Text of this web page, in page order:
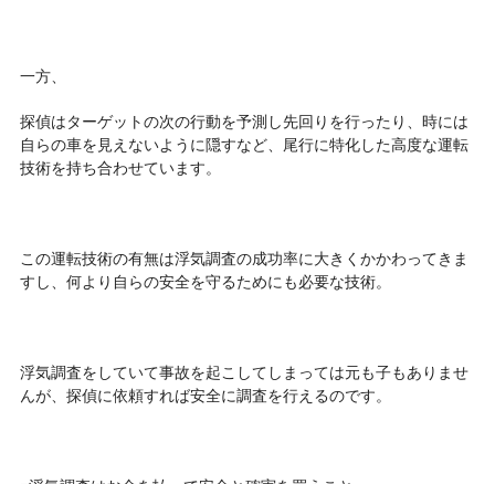
一方、
探偵はターゲットの次の行動を予測し先回りを行ったり、時には
自らの車を見えないように隠すなど、尾行に特化した高度な運転
技術を持ち合わせています。
この運転技術の有無は浮気調査の成功率に大きくかかわってきま
すし、何より自らの安全を守るためにも必要な技術。
浮気調査をしていて事故を起こしてしまっては元も子もありませ
んが、探偵に依頼すれば安全に調査を行えるのです。